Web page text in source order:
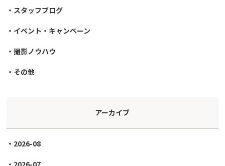
スタッフブログ
イベント・キャンペーン
撮影ノウハウ
その他
アーカイブ
2026-08